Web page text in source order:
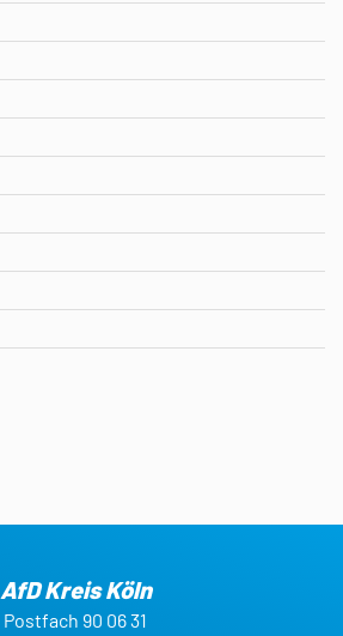
AfD Kreis Köln
Postfach 90 06 31